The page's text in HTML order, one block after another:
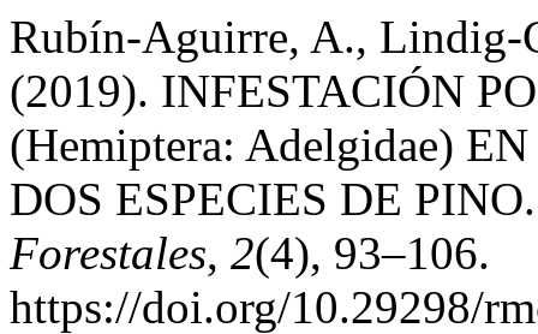
Rubín-Aguirre, A., Lindig-
(2019). INFESTACIÓN
(Hemiptera: Adelgidae)
DOS ESPECIES DE
Forestales, 2(4), 93–106.
https://doi.org/10.29298/